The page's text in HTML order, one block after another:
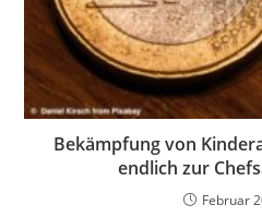
Bekämpfung von
endlich zur
Februar